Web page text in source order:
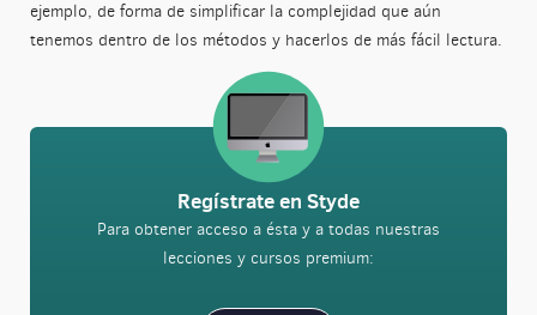
ejemplo, de forma de simplificar la complejidad que aún
tenemos dentro de los métodos y hacerlos de más fácil lectura.
Regístrate en Styde
Para obtener acceso a ésta y a todas nuestras
lecciones y cursos premium: